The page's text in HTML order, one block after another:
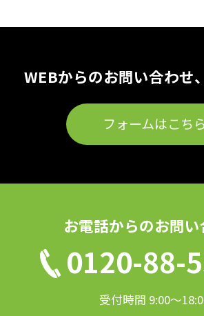
WEBからのお問い合わせ
フォームはこちら
お電話からのお問い
0120-88-
受付時間 9:00〜